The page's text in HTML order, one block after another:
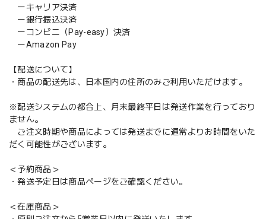
ーキャリア決済
ー銀行振込決済
ーコンビニ（Pay-easy）決済
ーAmazon Pay
【配送について】
・商品の配送先は、日本国内の住所のみご利用いただけます。
※配送システムの都合上、月末最終平日は発送作業を行っており
ません。
ご注文時期や商品によっては発送までに通常よりお時間をいた
だく可能性がございます。
＜予約商品＞
・発送予定日は商品ページをご確認ください。
＜在庫商品＞